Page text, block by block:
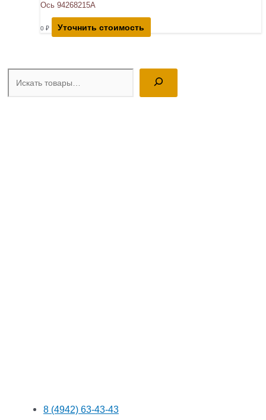
Поиск
8 (4942) 63-43-43
Ось 94268215А
0 ₽ Уточнить стоимость